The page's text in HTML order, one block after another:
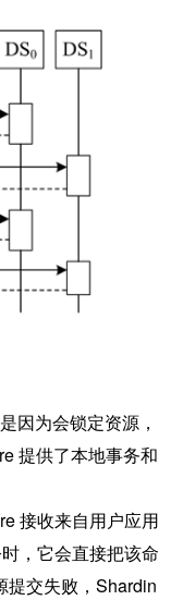
因为会锁定资源，
提供了本地事务和
接收来自用户应用
，它会直接把该命
提交失败，Shardin